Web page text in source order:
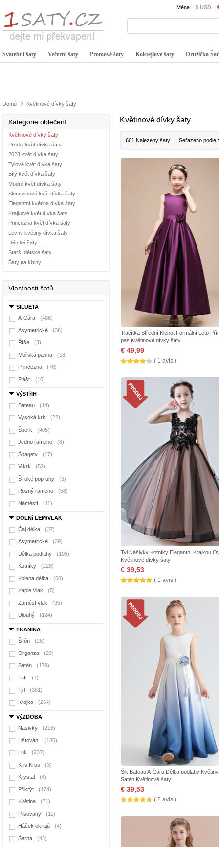
Měna : $ USD
Svatební šaty Večerní šaty Promové šaty Koktejlové šaty Družička
Domů Květinové dívky šaty
Kategorie oblečení
Květinové dívky šaty
Prodej květ dívka šaty
2023 květ dívka šaty
Tylové květ dívka šaty
Bílý květ dívka šaty
Modré květ dívka šaty
Slonovinové květ dívka šaty
Elegantní květina dívka šaty
Krajkové květ dívka šaty
Princezna květ dívka šaty
Levné květiny dívka šaty
Dětské šaty
Starší dětské šaty
Šaty na křtiny
Vlastnosti šatů
SILUETA
A-Čára
(486)
Asymetrické (38)
Říše (3)
Mořská panna (18)
Princezna (78)
Plášť (10)
VýSTřIH
Bateau
(14)
Vysoká krk (22)
Šperk (405)
Jedno rameno (8)
Špagety (17)
V-krk (52)
Široké popruhy (3)
Rosný rameno (58)
Náměstí (11)
DOLNí LEM/VLAK
Čaj délka
(37)
Asymetrické (39)
Délka podlahy (105)
Kotníky (228)
Kolena délka (60)
Kaple Vlak (5)
Zamést vlak (95)
Dlouhý (124)
TKANINA
Šifón
(28)
Organza (29)
Satén (179)
Taft (7)
Tyl (381)
Krajka (264)
VýZDOBA
Nášivky
(216)
Lištování (135)
Luk (237)
Kris Kros (3)
Krystal (4)
Přikrýt (174)
Květina (71)
Plisovaný (11)
Háček okrajů (4)
Šerpa (48)
Květinové dívky šaty
601 Nalezeny šaty Seřazeno podle
Tlačítka Střední Klenot Formální Léto
pas Květinové dívky šaty
€ 49,99
( 1 avis )
Tyl Nášivky Kotníky Elegantní Krajkou
Květinové dívky šaty
€ 39,53
( 1 avis )
Šik Bateau A-Čára Délka podlahy Květiny
Satén Květinové šaty
€ 39,53
( 2 avis )